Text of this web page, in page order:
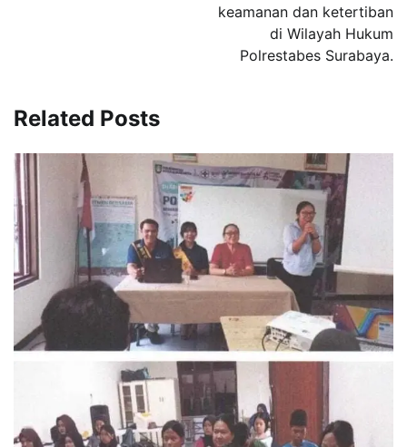
keamanan dan ketertiban
di Wilayah Hukum
Polrestabes Surabaya.
Related Posts